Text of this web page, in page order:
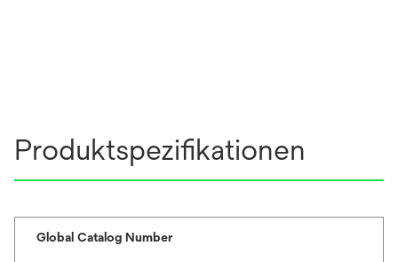
Produktspezifikationen
Global Catalog Number